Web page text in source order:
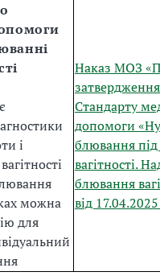
і
можна
для
Наказ МОЗ
затвердження
Стандарту
допомоги
блювання під
вагітності.
блювання
від